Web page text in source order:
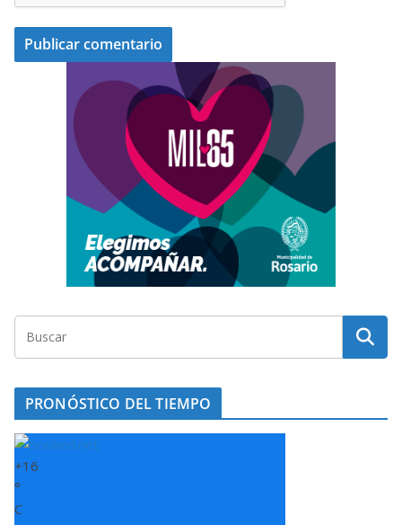
PRONÓSTICO DEL TIEMPO
+16
°
C